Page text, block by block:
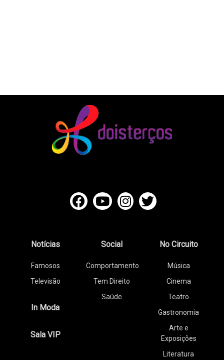
Notícias
Famosos
Televisão
In Moda
Sala VIP
Social
Comportamento
Tem Direito
Saúde
No Circuito
Música
Cinema
Teatro
Gastronomia
Arte e
Exposições
Literatura